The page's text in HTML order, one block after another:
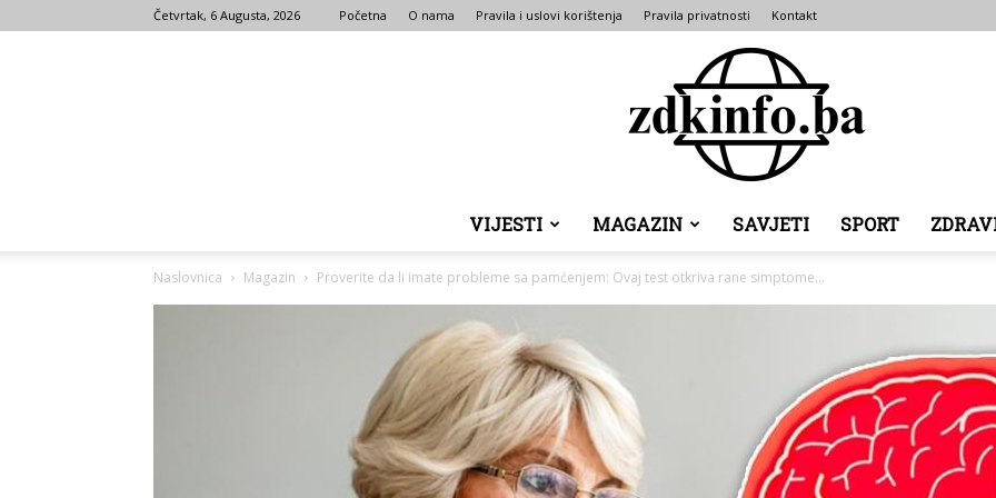
Četvrtak, 6 Augusta, 2026 Početna O nama Pravila i uslovi korištenja Pravila privatnosti Kontakt
ZDK
INFO
VIJESTI MAGAZIN SAVJETI SPORT
Naslovnica Magazin Proverite da li imate probleme sa pamćenjem: Ovaj test otkriva rane simptome...